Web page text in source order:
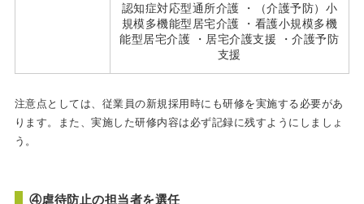
認知症対応型通所介護 ・（介護予防）小
規模多機能型居宅介護 ・看護小規模多機
能型居宅介護 ・居宅介護支援 ・介護予防
支援
注意点としては、従業員の新規採用時にも研修を実施する必要があ
ります。また、実施した研修内容は必ず記録に残すようにしましょ
う。
④虐待防止の担当者を選任